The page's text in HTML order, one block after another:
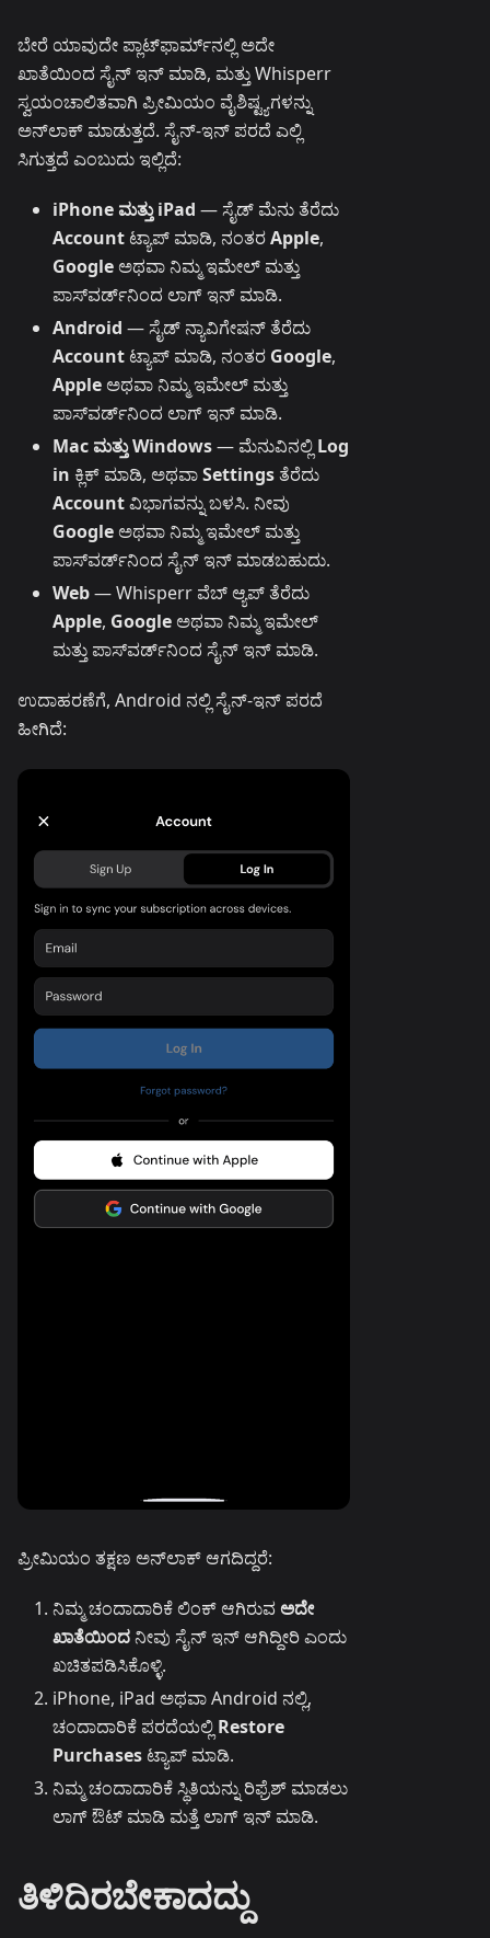
ಬೇರೆ ಯಾವುದೇ ಪ್ಲಾಟ್‌ಫಾರ್ಮ್‌ನಲ್ಲಿ ಅದೇ
ಖಾತೆಯಿಂದ ಸೈನ್ ಇನ್ ಮಾಡಿ, ಮತ್ತು Whisperr
ಸ್ವಯಂಚಾಲಿತವಾಗಿ ಪ್ರೀಮಿಯಂ ವೈಶಿಷ್ಟ್ಯಗಳನ್ನು
ಅನ್‌ಲಾಕ್ ಮಾಡುತ್ತದೆ. ಸೈನ್-ಇನ್ ಪರದೆ ಎಲ್ಲಿ
ಸಿಗುತ್ತದೆ ಎಂಬುದು ಇಲ್ಲಿದೆ:
iPhone ಮತ್ತು iPad — ಸೈಡ್ ಮೆನು ತೆರೆದು
Account ಟ್ಯಾಪ್ ಮಾಡಿ, ನಂತರApple,
Google ಅಥವಾ ನಿಮ್ಮ ಇಮೇಲ್ ಮತ್ತು
ಪಾಸ್‌ವರ್ಡ್‌ನಿಂದ ಲಾಗ್ ಇನ್ ಮಾಡಿ.
Android — ಸೈಡ್ ನ್ಯಾವಿಗೇಷನ್ ತೆರೆದು
Account ಟ್ಯಾಪ್ ಮಾಡಿ, ನಂತರ Google,
Apple ಅಥವಾ ನಿಮ್ಮ ಇಮೇಲ್ ಮತ್ತು
ಪಾಸ್‌ವರ್ಡ್‌ನಿಂದ ಲಾಗ್ ಇನ್ ಮಾಡಿ.
Mac ಮತ್ತು Windows— ಮೆನುವಿನಲ್ಲಿ Log
in ಕ್ಲಿಕ್ ಮಾಡಿ, ಅಥವಾSettingsತೆರೆದು
Accountವಿಭಾಗವನ್ನು ಬಳಸಿ. ನೀವು
Google ಅಥವಾ ನಿಮ್ಮ ಇಮೇಲ್ ಮತ್ತು
ಪಾಸ್‌ವರ್ಡ್‌ನಿಂದ ಸೈನ್ ಇನ್ ಮಾಡಬಹುದು.
Web— Whisperr ವೆಬ್ ಆ್ಯಪ್ ತೆರೆದು
Apple, Google ಅಥವಾ ನಿಮ್ಮ ಇಮೇಲ್
ಮತ್ತು ಪಾಸ್‌ವರ್ಡ್‌ನಿಂದ ಸೈನ್ ಇನ್ ಮಾಡಿ.
ಉದಾಹರಣೆಗೆ, Android ನಲ್ಲಿ ಸೈನ್-ಇನ್ ಪರದೆ
ಹೀಗಿದೆ:
ಪ್ರೀಮಿಯಂ ತಕ್ಷಣ ಅನ್‌ಲಾಕ್ ಆಗದಿದ್ದರೆ:
ನಿಮ್ಮ ಚಂದಾದಾರಿಕೆ ಲಿಂಕ್ ಆಗಿರುವ ಅದೇ
ಖಾತೆಯಿಂದನೀವು ಸೈನ್ ಇನ್ ಆಗಿದ್ದೀರಿ ಎಂದು
ಖಚಿತಪಡಿಸಿಕೊಳ್ಳಿ.
iPhone, iPad ಅಥವಾ Android ನಲ್ಲಿ,
ಚಂದಾದಾರಿಕೆ ಪರದೆಯಲ್ಲಿ Restore
Purchases ಟ್ಯಾಪ್ ಮಾಡಿ.
ನಿಮ್ಮ ಚಂದಾದಾರಿಕೆ ಸ್ಥಿತಿಯನ್ನು ರಿಫ್ರೆಶ್ ಮಾಡಲು
ಲಾಗ್ ಔಟ್ ಮಾಡಿ ಮತ್ತೆ ಲಾಗ್ ಇನ್ ಮಾಡಿ.
ತಿಳಿದಿರಬೇಕಾದದ್ದು